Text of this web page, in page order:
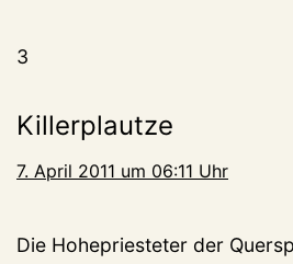
3
Killerplautze
7. April 2011 um 06:11 Uhr
Die Hohepriesteter der